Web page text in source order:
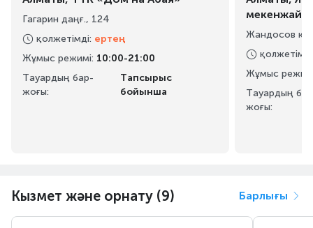
Гагарин даңғ., 124
қолжетімді: ертең
Жұмыс режимі: 10:00-21:00
Тауардың бар-
жоғы:
Тапсырыс
бойынша
Жандосов
қолжетімді
Жұмыс
Тауардың
жоғы:
Кызмет және орнату (9) Барлығы